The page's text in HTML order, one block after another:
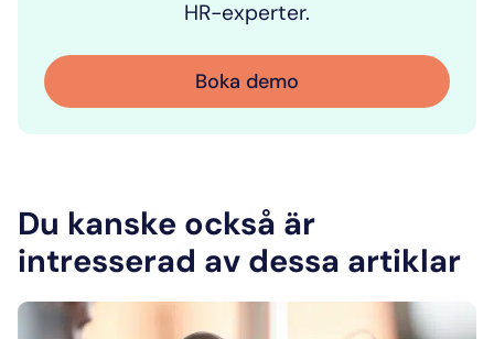
HR-experter.
Boka demo
Du kanske också är
intresserad av dessa artiklar